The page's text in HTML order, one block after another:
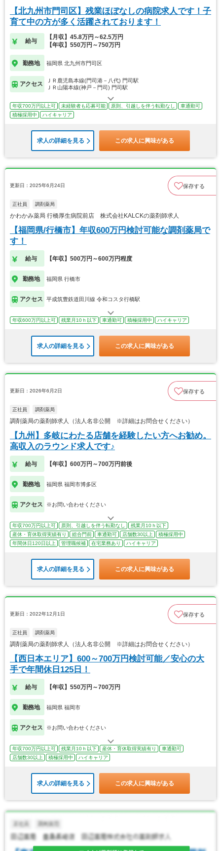
【北九州市門司区】残業ほぼなしの病院求人です！子
育て中の方が多く活躍されております！
給与
【月収】45.8万円～62.5万円
【年収】550万円～750万円
勤務地 福岡県 北九州市門司区
アクセス
ＪＲ鹿児島本線(門司港－八代) 門司駅
ＪＲ山陽本線(神戸－門司) 門司駅
年収700万円以上可 未経験者も応募可能 原則、引越しを伴う転勤なし
車通勤可
積極採用中
ハイキャリア
求人の詳細を見る この求人に興味がある
更新日：2025年6月24日 保存する
正社員 調剤薬局
かわかみ薬局 行橋厚生病院前店 株式会社KALCKの薬剤師求人
【福岡県/行橋市】年収600万円検討可能な調剤薬局で
す！
給与 【年収】500万円～600万円程度
勤務地 福岡県 行橋市
アクセス 平成筑豊鉄道田川線 令和コスタ行橋駅
年収600万円以上可 残業月10ｈ以下 車通勤可 積極採用中 ハイキャリア
求人の詳細を見る この求人に興味がある
更新日：2026年6月2日 保存する
正社員 調剤薬局
調剤薬局の薬剤師求人（法人名非公開 ※詳細はお問合せください）
【九州】多岐にわたる店舗を経験したい方へお勧め。
高収入のラウンド求人です♪
給与 【年収】600万円～700万円前後
勤務地 福岡県 福岡市博多区
アクセス ※お問い合わせください
年収700万円以上可 原則、引越しを伴う転勤なし
残業月10ｈ以下
産休・育休取得実績有り
総合門前 車通勤可 店舗数30以上
積極採用中
年間休日120日以上
管理職候補 在宅業務あり ハイキャリア
求人の詳細を見る この求人に興味がある
更新日：2022年12月1日 保存する
正社員 調剤薬局
調剤薬局の薬剤師求人（法人名非公開 ※詳細はお問合せください）
【西日本エリア】600～700万円検討可能／安心の大
手で年間休日125日！
給与 【年収】550万円～700万円
勤務地 福岡県 福岡市
アクセス ※お問い合わせください
年収700万円以上可 残業月10ｈ以下 産休・育休取得実績有り
車通勤可
店舗数30以上
積極採用中 ハイキャリア
求人の詳細を見る この求人に興味がある